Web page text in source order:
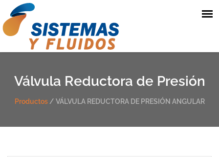
Válvula Reductora de Presión
Productos/ VÁLVULA REDUCTORA DE PRESIÓN ANGULAR